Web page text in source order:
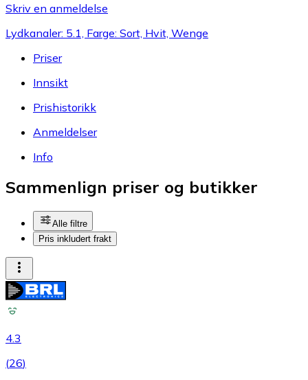
Skriv en anmeldelse
Lydkanaler: 5.1, Farge: Sort, Hvit, Wenge
Priser
Innsikt
Prishistorikk
Anmeldelser
Info
Sammenlign priser og butikker
Alle filtre
Pris inkludert frakt
4.3
(26)